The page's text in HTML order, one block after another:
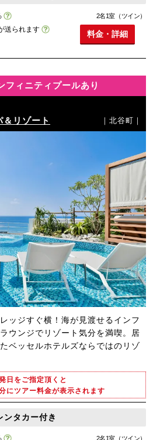
送られます
2名1室（ツイン）
料金・詳細
フィニティプールあり
リゾート ｜北谷町｜
ッジすぐ横！海が見渡せるインフ
ウンジでリゾート気分を満喫。居
ベッセルホテルズならではのリゾ
日をご指定頂くと
にツアー料金が表示されます
タカー付き
2名1室（ツイン）